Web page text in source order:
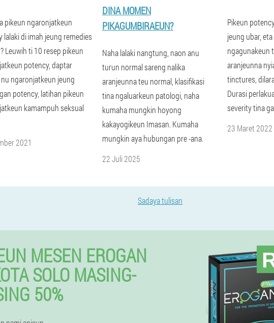
pikeun ngaronjatkeun
lalaki di imah jeung remedies
Leuwih ti 10 resep pikeun
potency, daptar
ngaronjatkeun jeung
potency, latihan pikeun
kamampuh seksual
2021
DINA MOMEN
PIKAGUMBIRAEUN?
Naha lalaki nangtung, naon anu
turun normal sareng nalika
aranjeunna teu normal, klasifikasi
tina ngaluarkeun patologi, naha
kumaha mungkin hoyong
kakayogikeun Imasan. Kumaha
mungkin aya hubungan pre -ana.
22 Juli 2025
Pikeun
jeung ubar,
ngagunakeun
aranjeunna
tinctures,
Durasi
severity tina
23 Maret 2022
Sadaya tulisan
MESEN EROGAN
SOLO MASING-
50%